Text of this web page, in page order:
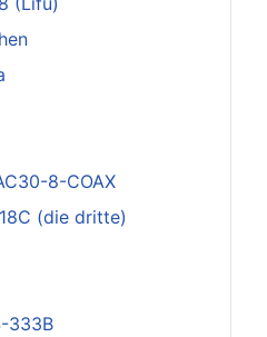
8-COAX
(die dritte)
333B